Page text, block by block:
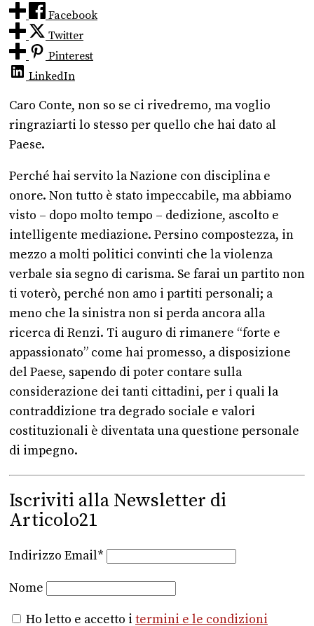
Facebook
Twitter
Pinterest
LinkedIn
Caro Conte, non so se ci rivedremo, ma voglio
ringraziarti lo stesso per quello che hai dato al
Paese.
Perché hai servito la Nazione con disciplina e
onore. Non tutto è stato impeccabile, ma abbiamo
visto – dopo molto tempo – dedizione, ascolto e
intelligente mediazione. Persino compostezza, in
mezzo a molti politici convinti che la violenza
verbale sia segno di carisma. Se farai un partito non
ti voterò, perché non amo i partiti personali; a
meno che la sinistra non si perda ancora alla
ricerca di Renzi. Ti auguro di rimanere “forte e
appassionato” come hai promesso, a disposizione
del Paese, sapendo di poter contare sulla
considerazione dei tanti cittadini, per i quali la
contraddizione tra degrado sociale e valori
costituzionali è diventata una questione personale
di impegno.
Iscriviti alla Newsletter di
Articolo21
Indirizzo Email*
Nome
Ho letto e accetto i termini e le condizioni